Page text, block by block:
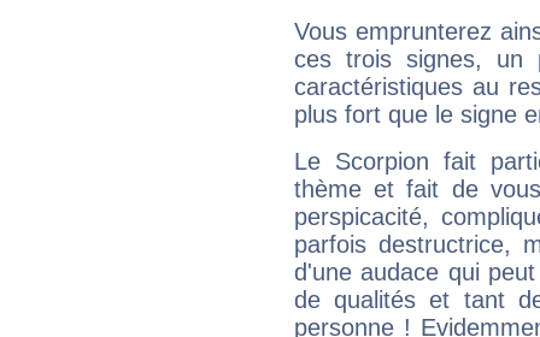
Vous emprunterez
ces trois signes, un
caractéristiques au
plus fort que le signe
Le Scorpion fait
thème et fait de
perspicacité,
parfois destructrice,
d'une audace qui
de qualités et tant
personne !